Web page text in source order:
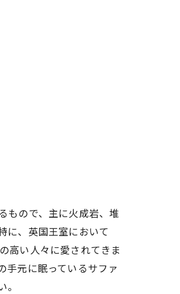
もので、主に火成岩、堆
に、英国王室において
高い人々に愛されてきま
手元に眠っているサファ